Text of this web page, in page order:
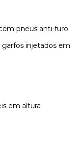
com pneus anti-furo
garfos injetados em
em altura